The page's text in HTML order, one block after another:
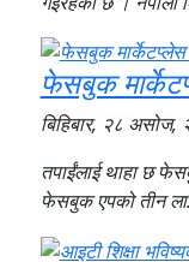
फेसबुक
बिहिबार, २८ असोज,
तपाईंलाई थाहा छ
फेसबुक एपको तीन